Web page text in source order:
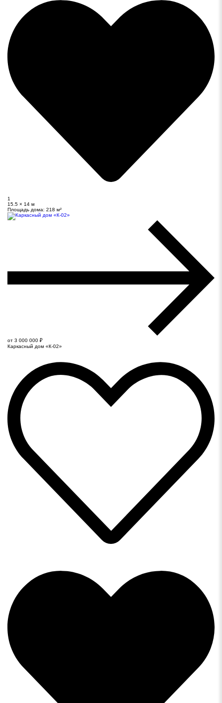
1
15.5 × 14 м
Площадь дома: 218 м²
от 3 000 000 ₽
Каркасный дом «К-02»